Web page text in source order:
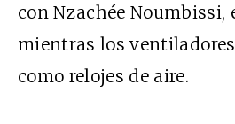
con Nzachée Noumbissi,
mientras los
como relojes de aire.